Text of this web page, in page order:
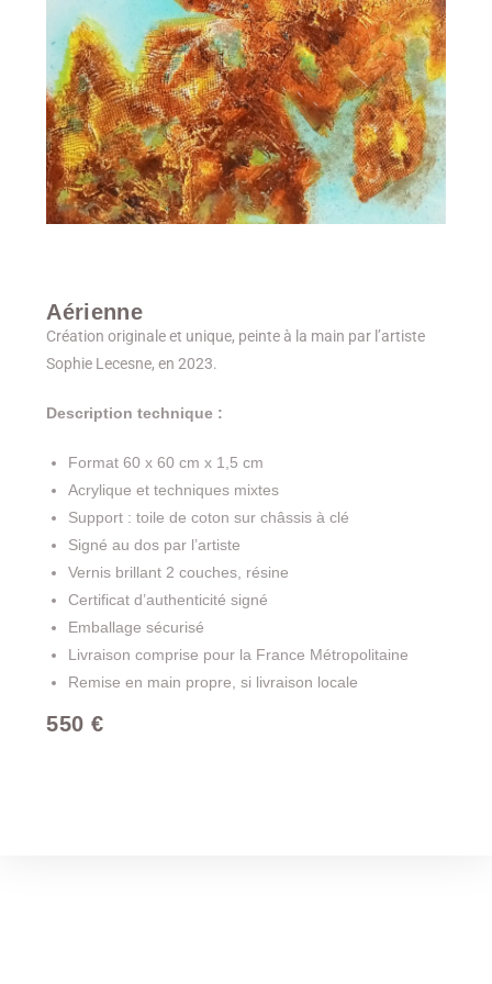
Aérienne
Création originale et unique, peinte à la main par l’artiste
Sophie Lecesne, en 2023.
Description technique :
Format 60 x 60 cm x 1,5 cm
Acrylique et techniques mixtes
Support : toile de coton sur châssis à clé
Signé au dos par l’artiste
Vernis brillant 2 couches, résine
Certificat d’authenticité signé
Emballage sécurisé
Livraison comprise pour la France Métropolitaine
Remise en main propre, si livraison locale
550 €